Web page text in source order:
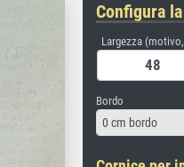
Configura
Largezza
Bordo
0 cm bordo